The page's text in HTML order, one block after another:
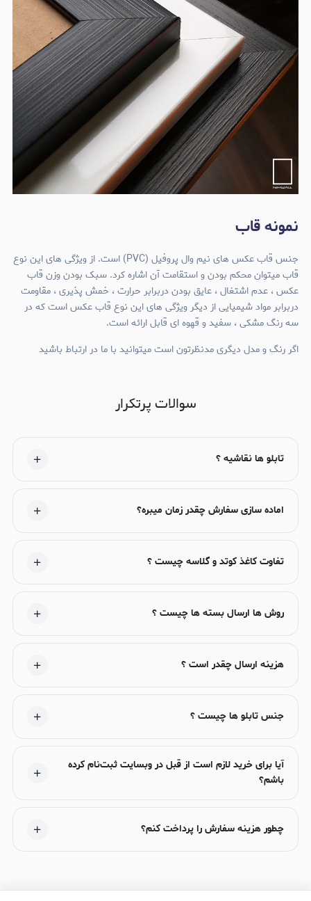
نمونه قاب
جنس قاب عکس های نیم وال پروفیل (PVC) است. از ویژگی های این نوع
قاب میتوان محکم بودن و استقامت آن اشاره کرد. سبک بودن وزن قاب
عکس ، عدم اشتغال ، عایق بودن دربرابر حرارت ، خمش پذیری ، مقاومت
دربرابر مواد شیمیایی از دیگر ویژگی های این نوع قاب عکس است که در
سه رنگ مشکی ، سفید و قهوه ای قابل ارائه است.
اگر رنگ و مدل دیگری مدنظرتون است میتوانید با ما در ارتباط باشید
سوالات پرتکرار
تابلو ها نقاشیه ؟
اماده سازی سفارش چقدر زمان میبره؟
تفاوت کاغذ کوتد و گلاسه چیست ؟
روش ها ارسال بسته ها چیست ؟
هزینه ارسال چقدر است ؟
جنس تابلو ها چیست ؟
آیا برای خرید لازم است از قبل در وبسایت ثبت‌نام کرده
باشم؟
چطور هزینه سفارش را پرداخت کنم؟